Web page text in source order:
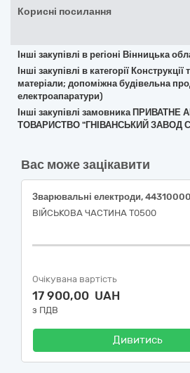
Корисні посилання
Інші закупівлі в регіоні Вінницька
Інші закупівлі в категорії Конструкції
матеріали; допоміжна будівельна
електроапаратури)
Інші закупівлі замовника
ТОВАРИСТВО "ГНІВАНСЬКИЙ ЗАВОД
Вас може зацікавити
ВІЙСЬКОВА ЧАСТИНА Т0500
Очікувана вартість
17 900,00 UAH
з ПДВ
Дивитись